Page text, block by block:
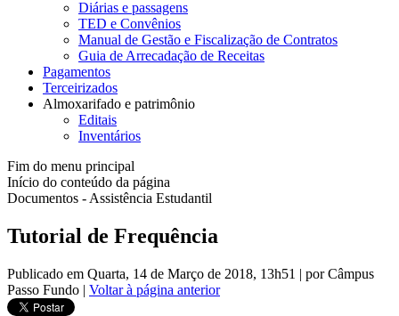
Diárias e passagens
TED e Convênios
Manual de Gestão e Fiscalização de Contratos
Guia de Arrecadação de Receitas
Pagamentos
Terceirizados
Almoxarifado e patrimônio
Editais
Inventários
Fim do menu principal
Início do conteúdo da página
Documentos - Assistência Estudantil
Tutorial de Frequência
Publicado em Quarta, 14 de Março de 2018, 13h51 | por Câmpus
Passo Fundo | Voltar à página anterior